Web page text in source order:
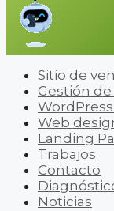
Sitio de
Gestión de
Web
Landing
Trabajos
Contacto
Noticias